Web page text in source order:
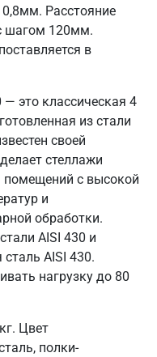
Расстояние
шагом 120мм.
в
это классическая 4
из стали
своей
стеллажи
с высокой
и
обработки.
AISI 430 и
AISI 430.
нагрузку до 80
Цвет
полки-